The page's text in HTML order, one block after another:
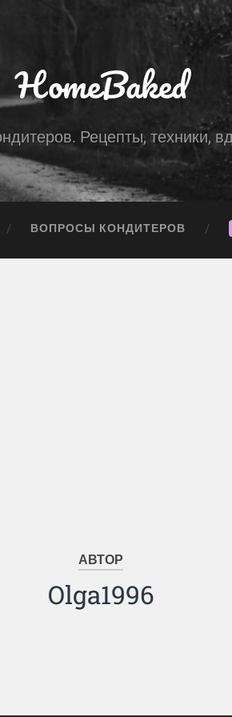
HomeBaked
Рецепты, техники,
ВОПРОСЫ КОНДИТЕРОВ
АВТОР
Olga1996